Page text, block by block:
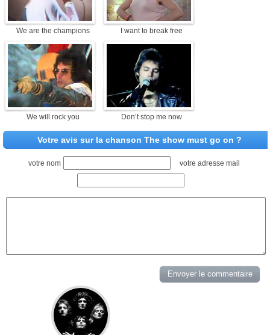
We are the champions I want to break free
We will rock you Don’t stop me now
Votre avis sur la chanson The show must go on ?
votre nom votre adresse mail